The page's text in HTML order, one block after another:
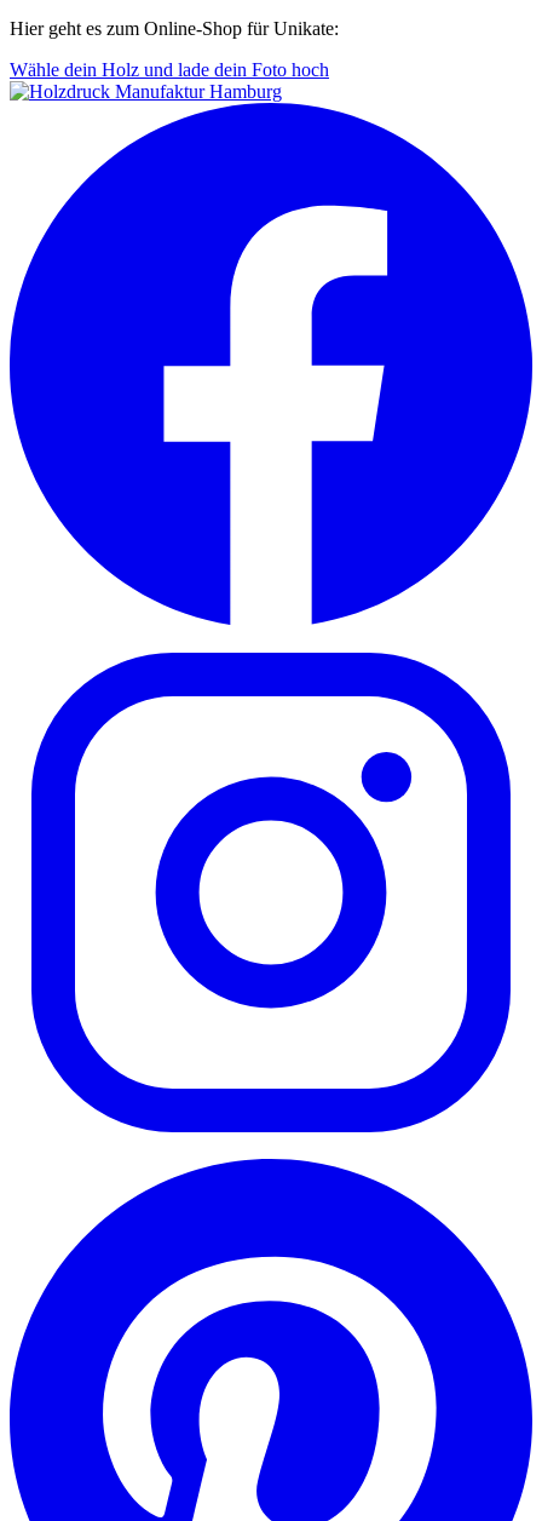
Hier geht es zum Online-Shop für Unikate:
Wähle dein Holz und lade dein Foto hoch